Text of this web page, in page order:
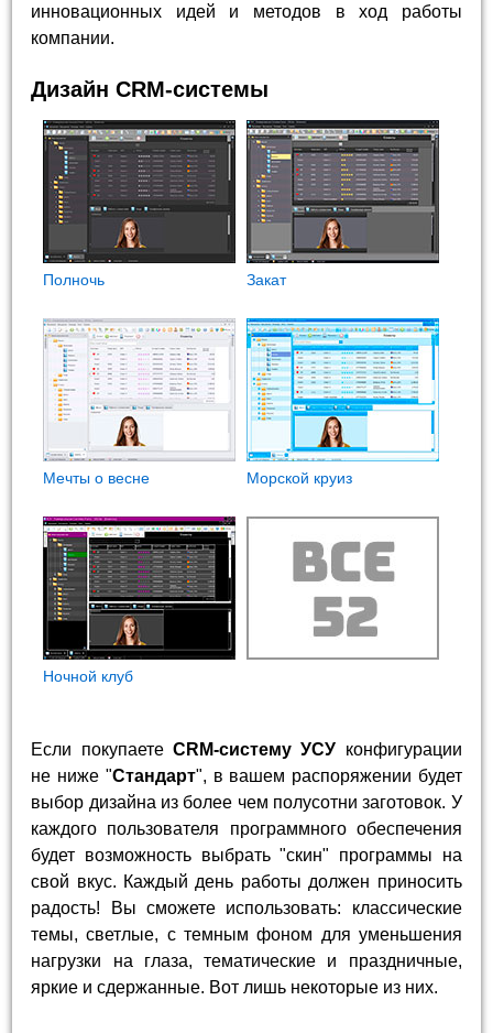
инновационных идей и методов в ход работы
компании.
Дизайн CRM-системы
Полночь Закат
Мечты о весне Морской круиз
Ночной клуб
Если покупаете CRM-систему УСУ конфигурации
не ниже "Стандарт", в вашем распоряжении будет
выбор дизайна из более чем полусотни заготовок. У
каждого пользователя программного обеспечения
будет возможность выбрать "скин" программы на
свой вкус. Каждый день работы должен приносить
радость! Вы сможете использовать: классические
темы, светлые, с темным фоном для уменьшения
нагрузки на глаза, тематические и праздничные,
яркие и сдержанные. Вот лишь некоторые из них.